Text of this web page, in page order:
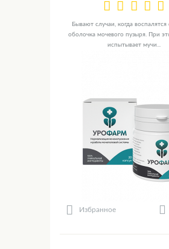
Бывают случаи, когда воспалятся
оболочка мочевого пузыря. При
испытывает мучи...
Избранное